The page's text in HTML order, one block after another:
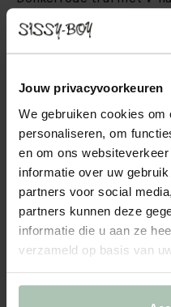
Jouw privacyvoorkeuren
We gebruiken cookies
personaliseren, om
en om ons
informatie over uw
partners voor social
partners kunnen deze
informatie die u aan ze
verzameld op basis van
150.0060.00
Kies jouw maat
IN